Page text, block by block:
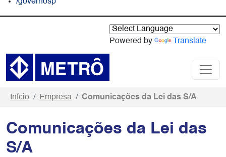
/governosp
Powered by Translate
Início Empresa Comunicações da Lei das S/A
Comunicações da Lei das
S/A